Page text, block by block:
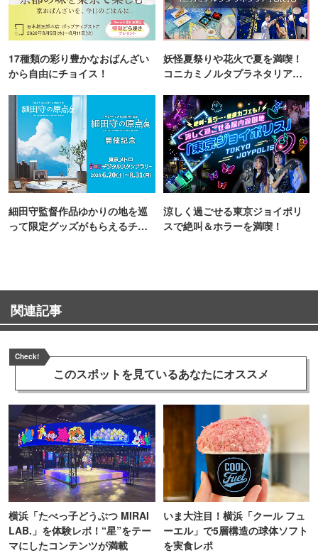
17種類の彩り豊かなおばんざい
から自由にチョイス！
妖怪夏祭りや花火で夏を満喫！
コニカミノルタプラネタリア
細田守監督作品ゆかりの地を巡
って限定グッズがもらえるチャ
涼しく過ごせる東京ジョイポリ
スで絶叫＆ホラーを満喫！
関連記事
Check!
このスポットを見ているあなたにオススメ
横浜「たべっ子どうぶつ MIRAI
LAB.」を体験レポ！“星”をテー
マにしたコンテンツが満載
いま大注目！横浜「クール フュ
ーエル」で5層構造の球体ソフト
を実食レポ